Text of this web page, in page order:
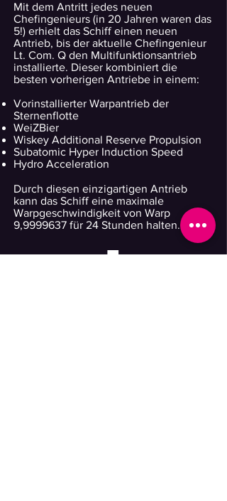
Mit dem Antritt jedes neuen
Chefingenieurs (in 20 Jahren waren das
5!) erhielt das Schiff einen neuen
Antrieb, bis der aktuelle Chefingenieur
Lt. Com. Q den Multifunktionsantrieb
installierte. Dieser kombiniert die
besten vorherigen Antriebe in einem:
Vorinstallierter Warpantrieb der
Sternenflotte
WeiZBier
Wiskey Additional Reserve Propulsion
Subatomic Hyper Induction Speed
Hydro Acceleration
Durch diesen einzigartigen Antrieb
kann das Schiff eine maximale
Warpgeschwindigkeit von Warp
9,9999637 für 24 Stunden halten.